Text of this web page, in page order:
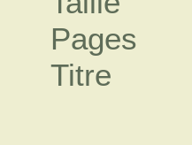
Pages
Titre